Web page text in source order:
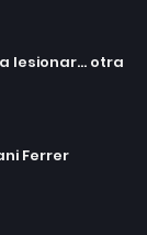
lesionar... otra
Ferrer